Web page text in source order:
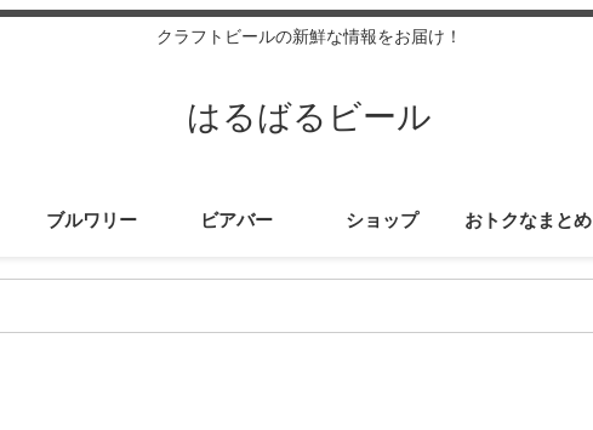
クラフトビールの新鮮な情報をお届け！
はるばるビール
ブルワリー ビアバー ショップ おトクなまとめ